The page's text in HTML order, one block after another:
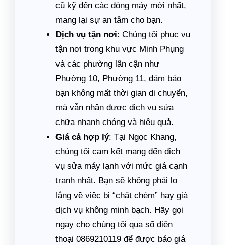
cũ kỹ đến các dòng máy mới nhất,
mang lại sự an tâm cho bạn.
Dịch vụ tận nơi: Chúng tôi phục vụ
tận nơi trong khu vực Minh Phụng
và các phường lân cận như
Phường 10, Phường 11, đảm bảo
bạn không mất thời gian di chuyển,
mà vẫn nhận được dịch vụ sửa
chữa nhanh chóng và hiệu quả.
Giá cả hợp lý: Tại Ngọc Khang,
chúng tôi cam kết mang đến dịch
vụ sửa máy lạnh với mức giá cạnh
tranh nhất. Bạn sẽ không phải lo
lắng về việc bị “chặt chém” hay giá
dịch vụ không minh bạch. Hãy gọi
ngay cho chúng tôi qua số điện
thoại 0869210119 để được báo giá